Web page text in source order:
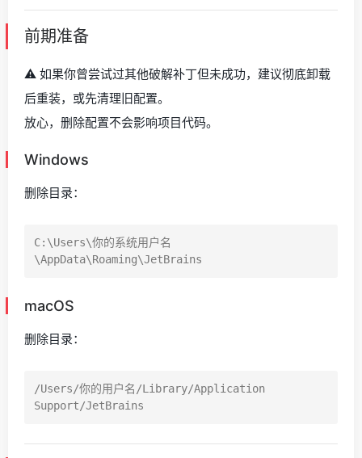
前期准备
⚠️ 如果你曾尝试过其他破解补丁但未成功，建议彻底卸载
后重装，或先清理旧配置。
放心，删除配置不会影响项目代码。
Windows
删除目录：
C:\Users\你的系统用户名
macOS
删除目录：
/Users/你的用户名/Library/Application